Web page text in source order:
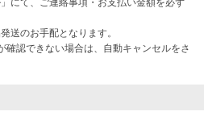
にて、ご連絡事項・お支払い金額を必ず
送のお手配となります。
認できない場合は、自動キャンセルをさ